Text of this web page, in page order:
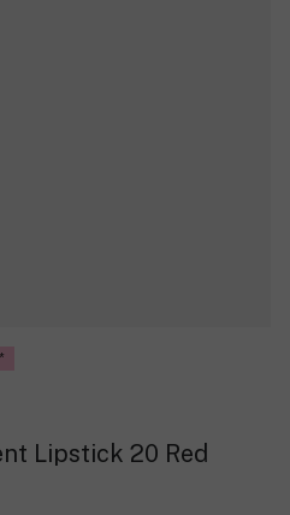
Lipstick 20 Red